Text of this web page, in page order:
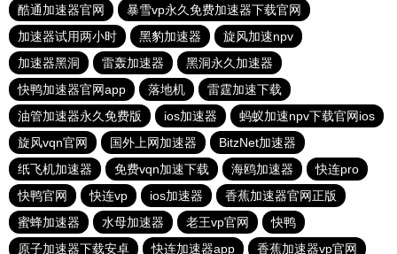
酷通加速器官网
暴雪vp永久免费加速器下载官网
加速器试用两小时
黑豹加速器
旋风加速npv
加速器黑洞
雷轰加速器
黑洞永久加速器
快鸭加速器官网app
落地机
雷霆加速下载
油管加速器永久免费版
ios加速器
蚂蚁加速npv下载官网ios
旋风vqn官网
国外上网加速器
BitzNet加速器
纸飞机加速器
免费vqn加速下载 海鸥加速器
快连pro
快鸭官网
快连vp ios加速器
香蕉加速器官网正版
蜜蜂加速器
水母加速器 老王vp官网
快鸭
原子加速器下载安卓
快连加速器app 香蕉加速器vp官网